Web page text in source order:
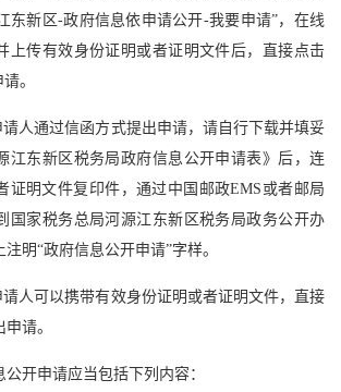
东新区-政府信息依申请公开-我要申请”，在线
上传有效身份证明或者证明文件后，直接点击
。
人通过信函方式提出申请，请自行下载并填妥
江东新区税务局政府信息公开申请表》后，连
证明文件复印件，通过中国邮政EMS或者邮局
国家税务总局河源江东新区税务局政务公开办
明“政府信息公开申请”字样。
人可以携带有效身份证明或者证明文件，直接
请。
公开申请应当包括下列内容：